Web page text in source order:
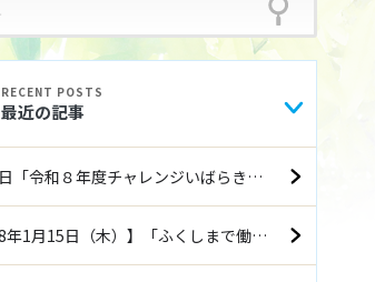
最近の記事
７月６日「令和８年度チャレンジいばらき就職フェア（前期）」に参加します
【令和8年1月15日（木）】「ふくしまで働こう企業説明会（郡山）」に参加します！！